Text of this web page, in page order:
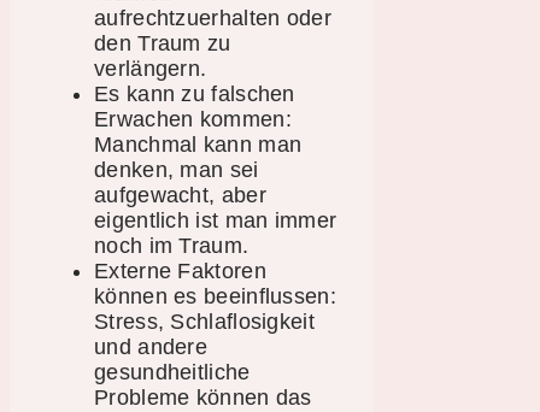
aufrechtzuerhalten oder
den Traum zu
verlängern.
Es kann zu falschen
Erwachen kommen:
Manchmal kann man
denken, man sei
aufgewacht, aber
eigentlich ist man immer
noch im Traum.
Externe Faktoren
können es beeinflussen:
Stress, Schlaflosigkeit
und andere
gesundheitliche
Probleme können das